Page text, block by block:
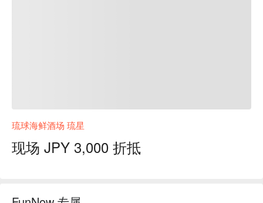
琉球海鲜酒场 琉星
现场 JPY 3,000 折抵